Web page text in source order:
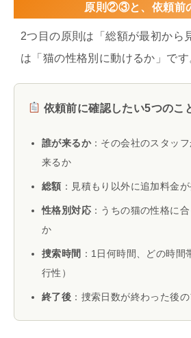
原則②③と、依頼前
2つ目の原則は「総額が最初から
は「猫の性格別に動けるか」です
依頼前に確認したい5つのこ
誰が来るか：その会社のスタッ
来るか
総額 ：見積もり以外に追加料金
性格別対応 ：うちの猫の性格に
か
捜索時間 ：1日何時間、どの時間
行性）
終了後 ：捜索日数が終わった後